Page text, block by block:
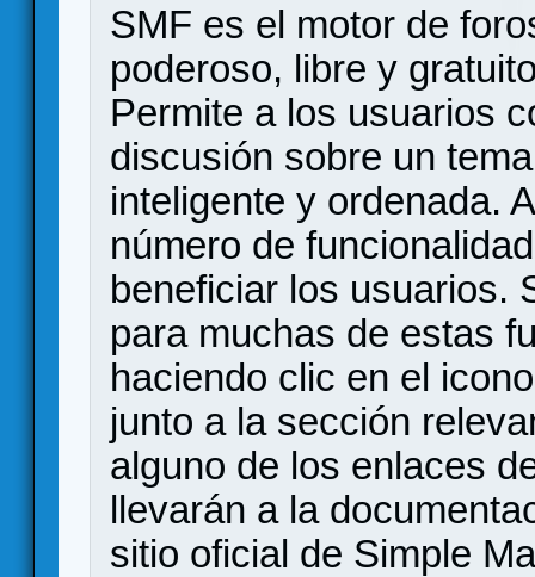
SMF es el motor de
poderoso, libre y
Permite a los usuarios
discusión sobre un
inteligente y ordenada.
número de
beneficiar los usuarios.
para muchas de estas
haciendo clic en el
junto a la sección
alguno de los enlaces
llevarán a la
sitio oficial de Simple